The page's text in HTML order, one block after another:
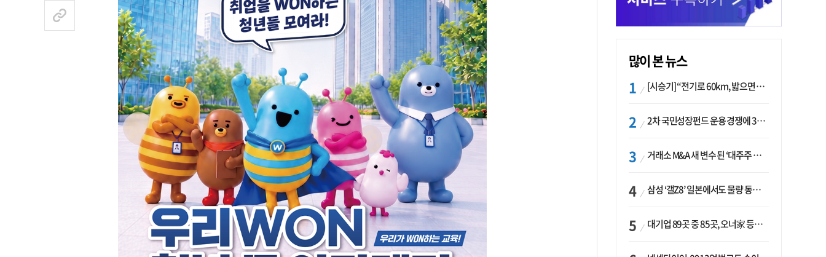
많이 본 뉴스
[시승기] “전기로 60km, 밟으면 462마력”…볼보 XC60 T8의 두 얼굴
2차 국민성장펀드 운용 경쟁에 33개사 몰렸다…신한·하나 등 새 얼굴 대거 합류
거래소 M&A 새 변수 된 ‘대주주 심사’…네이버·두나무 결합도 영향권
삼성 ‘갤Z8’ 일본에서도 물량 동났다…애플 참전 앞두고 선두 수성 ‘시험대’
대기업 89곳 중 85곳, 오너家 등기임원 겸직…BS 46곳·SM 45곳 ‘족벌경영’ 고착화